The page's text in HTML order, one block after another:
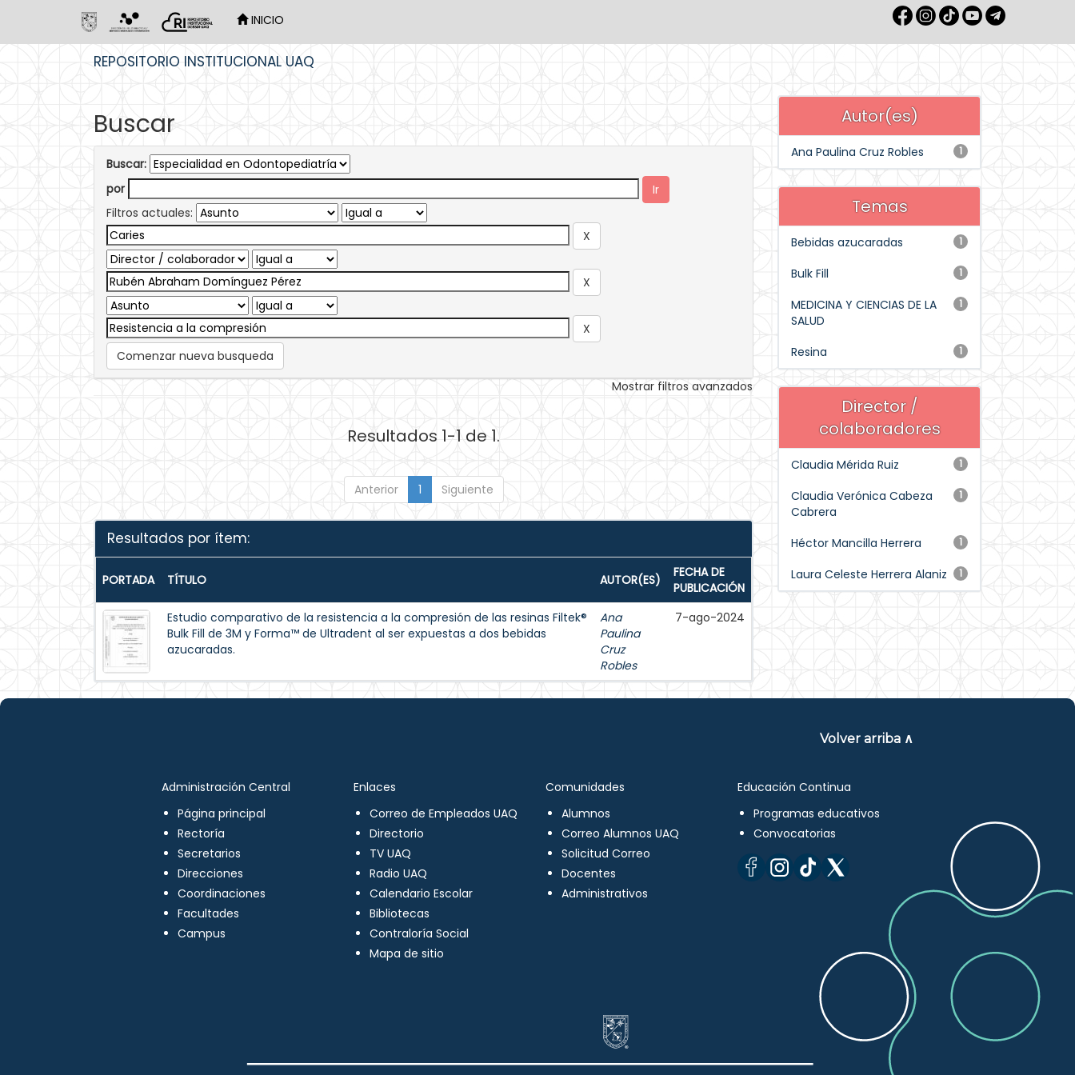
INICIO
REPOSITORIO INSTITUCIONAL UAQ
Buscar
Buscar:
por
Filtros actuales:
Comenzar nueva busqueda
Mostrar filtros avanzados
Resultados 1-1 de 1.
Anterior 1 Siguiente
Resultados por ítem:
PORTADA TÍTULO AUTOR(ES)
FECHA DE
PUBLICACIÓN
Estudio comparativo de la resistencia a la compresión de las resinas Filtek®
Bulk Fill de 3M y Forma™ de Ultradent al ser expuestas a dos bebidas
azucaradas.
Ana
Paulina
Cruz
Robles
7-ago-2024
Autor(es)
1
Ana Paulina Cruz Robles
Temas
1
Bebidas azucaradas
1
Bulk Fill
1
MEDICINA Y CIENCIAS DE LA
SALUD
1
Resina
Director /
colaboradores
1
Claudia Mérida Ruiz
1
Claudia Verónica Cabeza
Cabrera
1
Héctor Mancilla Herrera
1
Laura Celeste Herrera Alaniz
Volver arriba ∧
Administración Central
Página principal
Rectoría
Secretarios
Direcciones
Coordinaciones
Facultades
Campus
Enlaces
Correo de Empleados UAQ
Directorio
TV UAQ
Radio UAQ
Calendario Escolar
Bibliotecas
Contraloría Social
Mapa de sitio
Comunidades
Alumnos
Correo Alumnos UAQ
Solicitud Correo
Docentes
Administrativos
Educación Continua
Programas educativos
Convocatorias